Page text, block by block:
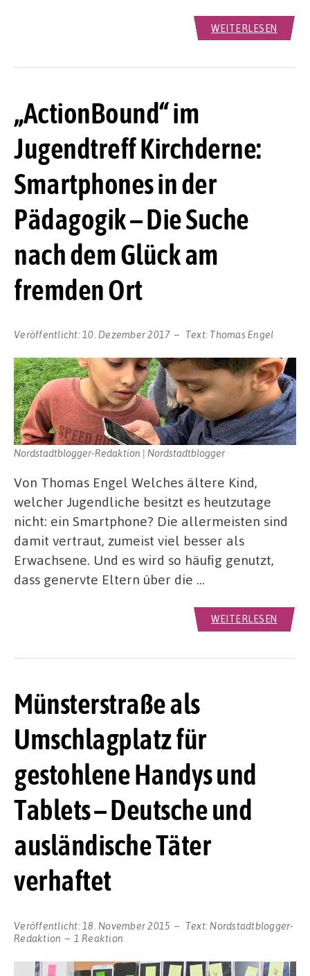
WEITERLESEN
„ActionBound“ im
Jugendtreff Kirchderne:
Smartphones in der
Pädagogik – Die Suche
nach dem Glück am
fremden Ort
Veröffentlicht: 10. Dezember 2017 Text:Thomas Engel
Nordstadtblogger-Redaktion | Nordstadtblogger
Von Thomas Engel Welches ältere Kind,
welcher Jugendliche besitzt es heutzutage
nicht: ein Smartphone? Die allermeisten sind
damit vertraut, zumeist viel besser als
Erwachsene. Und es wird so häufig genutzt,
dass genervte Eltern über die …
WEITERLESEN
Münsterstraße als
Umschlagplatz für
gestohlene Handys und
Tablets – Deutsche und
ausländische Täter
verhaftet
Veröffentlicht: 18. November 2015 Text: Nordstadtblogger-
Redaktion
1 Reaktion